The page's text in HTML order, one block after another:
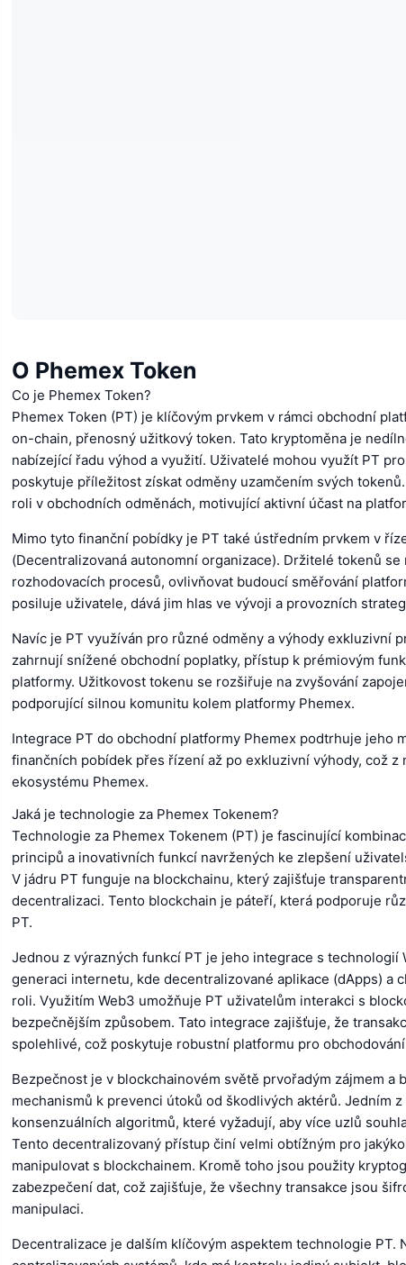
O Phemex Token
Co je Phemex Token?
Phemex Token (PT) je klíčovým prvkem v rámci obchodní
on-chain, přenosný užitkový token. Tato kryptoměna je
nabízející řadu výhod a využití. Uživatelé mohou využít PT
poskytuje příležitost získat odměny uzamčením svých
roli v obchodních odměnách, motivující aktivní účast na
Mimo tyto finanční pobídky je PT také ústředním prvkem v
(Decentralizovaná autonomní organizace). Držitelé tokenů
rozhodovacích procesů, ovlivňovat budoucí směřování
posiluje uživatele, dává jim hlas ve vývoji a provozních
Navíc je PT využíván pro různé odměny a výhody exkluzivní
zahrnují snížené obchodní poplatky, přístup k prémiovým
platformy. Užitkovost tokenu se rozšiřuje na zvyšování
podporující silnou komunitu kolem platformy Phemex.
Integrace PT do obchodní platformy Phemex podtrhuje jeho
finančních pobídek přes řízení až po exkluzivní výhody, což z
ekosystému Phemex.
Jaká je technologie za Phemex Tokenem?
Technologie za Phemex Tokenem (PT) je fascinující
principů a inovativních funkcí navržených ke zlepšení
V jádru PT funguje na blockchainu, který zajišťuje
decentralizaci. Tento blockchain je páteří, která podporuje
PT.
Jednou z výrazných funkcí PT je jeho integrace s technologií
generaci internetu, kde decentralizované aplikace (dApps) a
roli. Využitím Web3 umožňuje PT uživatelům interakci s
bezpečnějším způsobem. Tato integrace zajišťuje, že
spolehlivé, což poskytuje robustní platformu pro
Bezpečnost je v blockchainovém světě prvořadým zájmem a
mechanismů k prevenci útoků od škodlivých aktérů. Jedním
konsenzuálních algoritmů, které vyžadují, aby více uzlů
Tento decentralizovaný přístup činí velmi obtížným pro
manipulovat s blockchainem. Kromě toho jsou použity
zabezpečení dat, což zajišťuje, že všechny transakce jsou
manipulaci.
Decentralizace je dalším klíčovým aspektem technologie PT.